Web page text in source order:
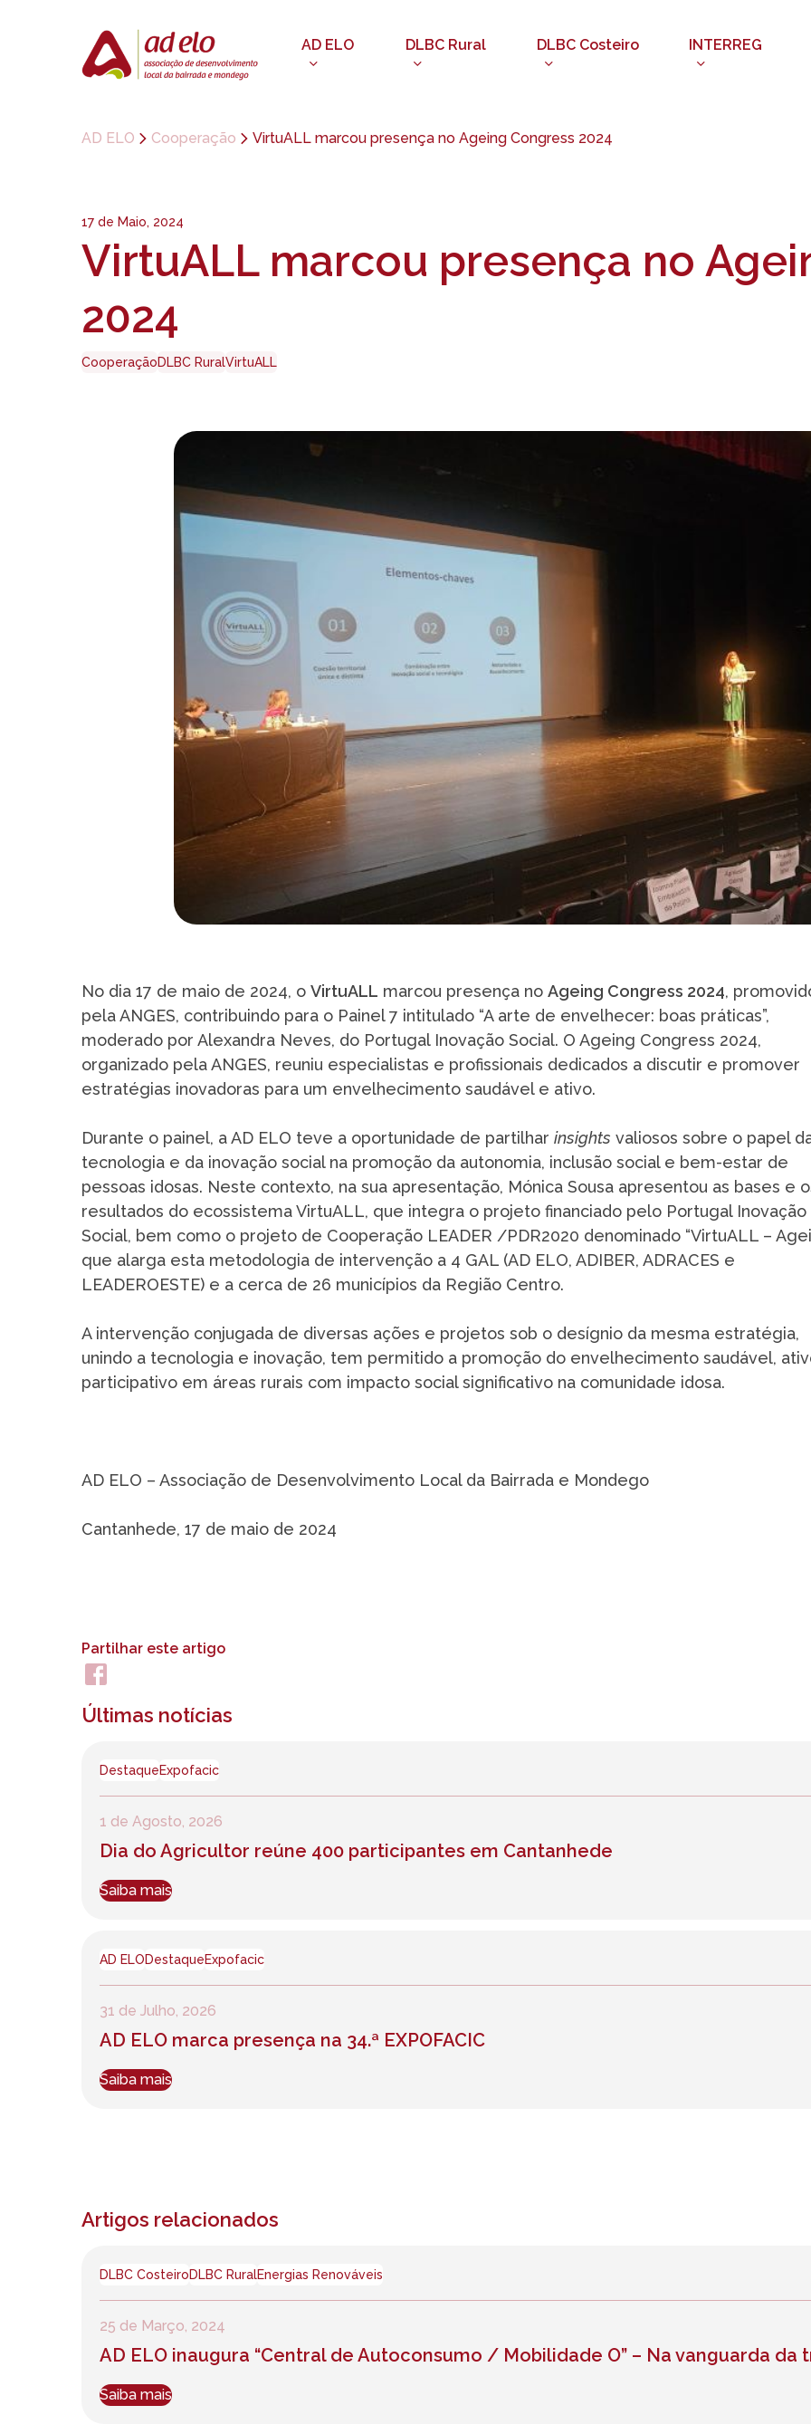
Hit enter to search or ESC to close
AD ELO DLBC Rural DLBC Costeiro INTERREG
AD ELO Cooperação VirtuALL marcou presença no Ageing Congress 2024
17 de Maio, 2024
VirtuALL marcou presença no
2024
CooperaçãoDLBC RuralVirtuALL
No dia 17 de maio de 2024, o VirtuALL marcou presença no Ageing Congress 2024,
pela ANGES, contribuindo para o Painel 7 intitulado “A arte de envelhecer: boas práticas”,
moderado por Alexandra Neves, do Portugal Inovação Social. O Ageing Congress 2024,
organizado pela ANGES, reuniu especialistas e profissionais dedicados a discutir e promover
estratégias inovadoras para um envelhecimento saudável e ativo.
Durante o painel, a AD ELO teve a oportunidade de partilhar insights valiosos sobre o papel
tecnologia e da inovação social na promoção da autonomia, inclusão social e bem-estar de
pessoas idosas. Neste contexto, na sua apresentação, Mónica Sousa apresentou as bases e
resultados do ecossistema VirtuALL, que integra o projeto financiado pelo Portugal Inovação
Social, bem como o projeto de Cooperação LEADER /PDR2020 denominado “VirtuALL –
que alarga esta metodologia de intervenção a 4 GAL (AD ELO, ADIBER, ADRACES e
LEADEROESTE) e a cerca de 26 municípios da Região Centro.
A intervenção conjugada de diversas ações e projetos sob o desígnio da mesma estratégia,
unindo a tecnologia e inovação, tem permitido a promoção do envelhecimento saudável,
participativo em áreas rurais com impacto social significativo na comunidade idosa.
AD ELO – Associação de Desenvolvimento Local da Bairrada e Mondego
Cantanhede, 17 de maio de 2024
Partilhar este artigo
Últimas notícias
DestaqueExpofacic
1 de Agosto, 2026
Dia do Agricultor reúne 400 participantes em Cantanhede
Saiba mais
AD ELODestaqueExpofacic
31 de Julho, 2026
AD ELO marca presença na 34.ª EXPOFACIC
Saiba mais
Artigos relacionados
DLBC CosteiroDLBC RuralEnergias Renováveis
25 de Março, 2024
AD ELO inaugura “Central de Autoconsumo / Mobilidade O” – Na vanguarda
Saiba mais